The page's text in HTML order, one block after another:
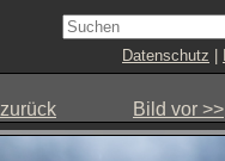
Datenschutz
Bild vor >>